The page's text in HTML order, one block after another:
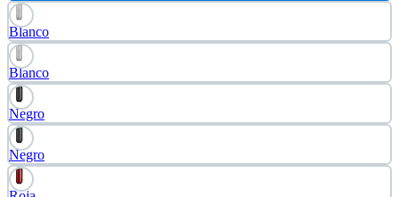
Blanco
Blanco
Negro
Negro